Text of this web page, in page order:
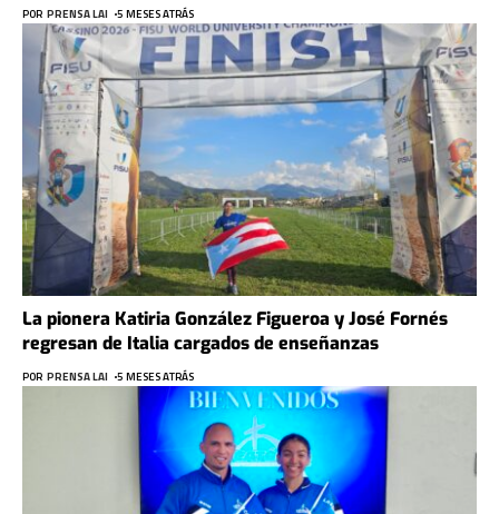
POR PRENSA LAI 5 MESES ATRÁS
La pionera Katiria González Figueroa y José Fornés
regresan de Italia cargados de enseñanzas
POR PRENSA LAI 5 MESES ATRÁS